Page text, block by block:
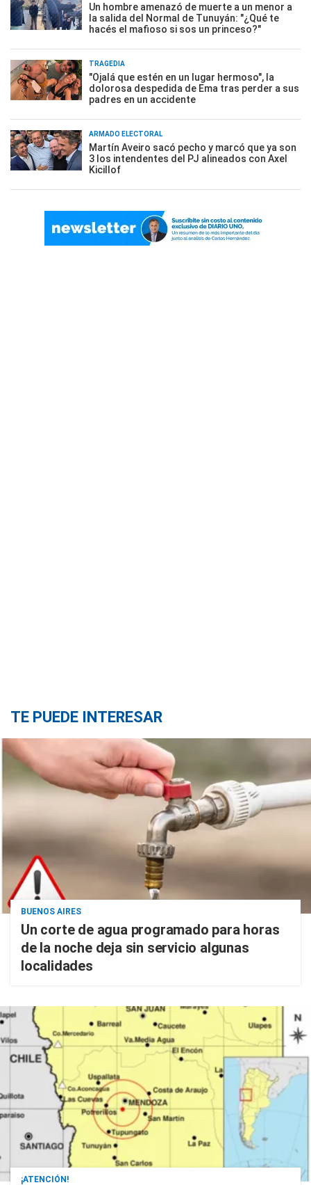
Un hombre amenazó de muerte a un menor a
la salida del Normal de Tunuyán: "¿Qué te
hacés el mafioso si sos un princeso?"
TRAGEDIA
"Ojalá que estén en un lugar hermoso", la
dolorosa despedida de Ema tras perder a sus
padres en un accidente
ARMADO ELECTORAL
Martín Aveiro sacó pecho y marcó que ya son
3 los intendentes del PJ alineados con Axel
Kicillof
TE PUEDE INTERESAR
BUENOS AIRES
Un corte de agua programado para horas
de la noche deja sin servicio algunas
localidades
¡ATENCIÓN!